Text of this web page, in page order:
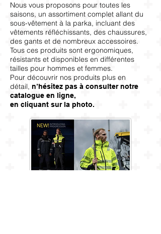
Nous vous proposons pour toutes les
saisons, un assortiment complet allant du
sous-vêtement à la parka, incluant des
vêtements réfléchissants, des chaussures,
des gants et de nombreux accessoires.
Tous ces produits sont ergonomiques,
résistants et disponibles en différentes
tailles pour hommes et femmes.
Pour découvrir nos produits plus en
détail, n’hésitez pas à consulter notre
catalogue en ligne,
en cliquant sur la photo.